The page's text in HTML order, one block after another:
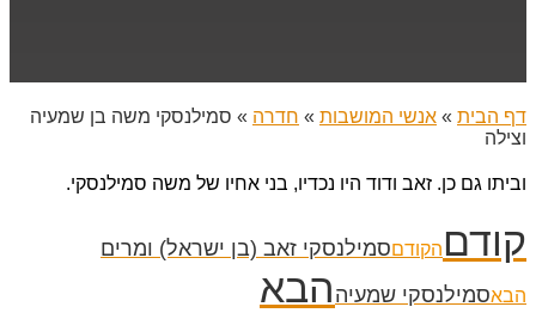
דף הבית » אנשי המושבות » חדרה » סמילנסקי משה בן שמעיה
וצילה
וביתו גם כן. זאב ודוד היו נכדיו, בני אחיו של משה סמילנסקי.
קודם הקודםסמילנסקי זאב (בן ישראל) ומרים
הבאסמילנסקי שמעיה הבא